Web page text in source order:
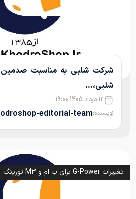
شرکت شلبی به مناسبت صدمین
شلبی،...
12 مرداد 1405 19:00
نویسنده:editorial-team
تغییرات G-Power برای ب ام و M3 تورینگ